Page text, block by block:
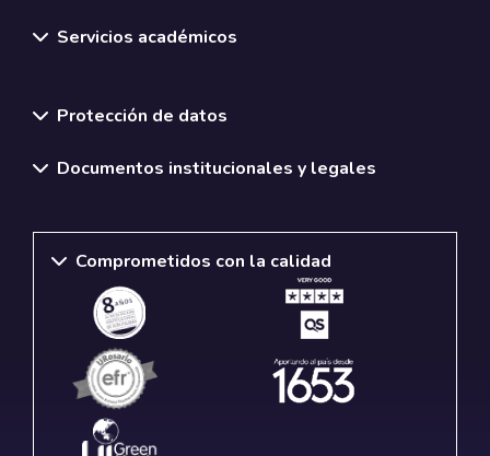
Servicios académicos
Protección de datos
Documentos institucionales y legales
Comprometidos con la calidad